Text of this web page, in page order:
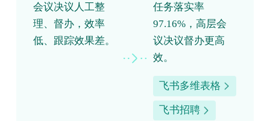
会议决议人工整
理、督办，效率
低、跟踪效果差。
任务落实率
97.16%，高层会
议决议督办更高
效。
飞书多维表格
飞书招聘